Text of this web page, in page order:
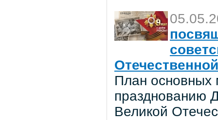
План основных
празднованию
Великой